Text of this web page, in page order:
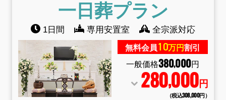
一日葬プラン
1日間 専用安置室 全宗派対応
無料会員10万円割引
一般価格380,000円
280,000円
（税込308,000円）